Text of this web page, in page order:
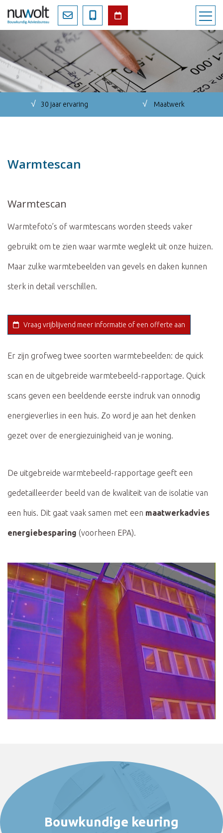
√ 30 jaar ervaring √ Maatwerk
Warmtescan
Warmtescan
Warmtefoto’s of warmtescans worden steeds vaker
gebruikt om te zien waar warmte weglekt uit onze huizen.
Maar zulke warmtebeelden van gevels en daken kunnen
sterk in detail verschillen.
Vraag vrijblijvend meer informatie of een offerte aan
Er zijn grofweg twee soorten warmtebeelden: de quick
scan en de uitgebreide warmtebeeld-rapportage. Quick
scans geven een beeldende eerste indruk van onnodig
energieverlies in een huis. Zo word je aan het denken
gezet over de energiezuinigheid van je woning.
De uitgebreide warmtebeeld-rapportage geeft een
gedetailleerder beeld van de kwaliteit van de isolatie van
een huis. Dit gaat vaak samen met een maatwerkadvies
energiebesparing (voorheen EPA).
Bouwkundige keuring